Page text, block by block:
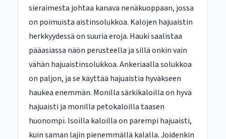
sieraimesta johtaa kanava nenäkuoppaan, jossa
on poimuista aistinsolukkoa. Kalojen hajuaistin
herkkyydessä on suuria eroja. Hauki saalistaa
pääasiassa näön perusteella ja sillä onkin vain
vähän hajuaistinsolukkoa. Ankeriaalla solukkoa
on paljon, ja se käyttää hajuaistia hyväkseen
haukea enemmän. Monilla särkikaloilla on hyvä
hajuaisti ja monilla petokaloilla taasen
huonompi. Isoilla kaloilla on parempi hajuaisti,
kuin saman lajin pienemmällä kalalla. Joidenkin